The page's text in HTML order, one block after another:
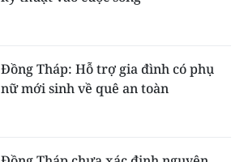
Đồng Tháp: Hỗ trợ gia đình có phụ
nữ mới sinh về quê an toàn